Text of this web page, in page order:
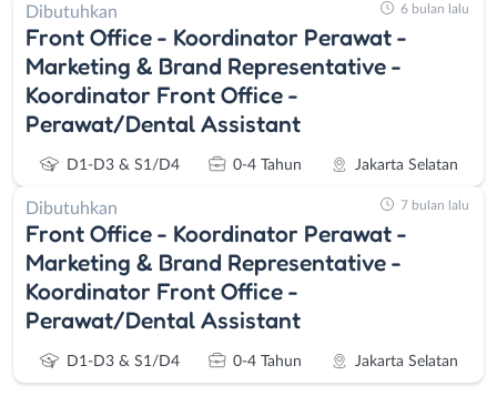
Dibutuhkan
Front Office - Koordinator Perawat -
Marketing & Brand Representative -
Koordinator Front Office -
Perawat/Dental Assistant
D1-D3 & S1/D4 0-4 Tahun Jakarta Selatan
6 bulan lalu
Dibutuhkan
Front Office - Koordinator Perawat -
Marketing & Brand Representative -
Koordinator Front Office -
Perawat/Dental Assistant
D1-D3 & S1/D4 0-4 Tahun Jakarta Selatan
7 bulan lalu